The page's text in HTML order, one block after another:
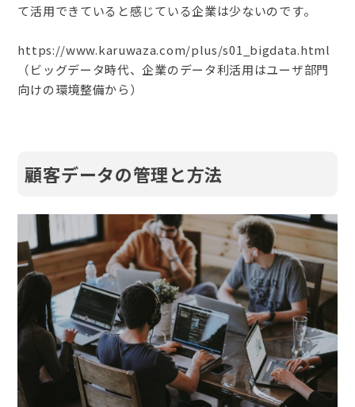
て活用できていると感じている企業は少ないのです。
https://www.karuwaza.com/plus/s01_bigdata.html
（ビッグデータ時代、企業のデータ利活用はユーザ部門
向けの環境整備から）
顧客データの管理と方法